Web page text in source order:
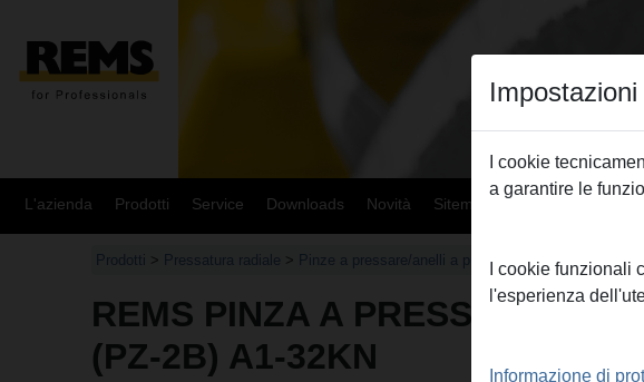
L'azienda Prodotti Service Downloads Novità Sitemap
Prodotti > Pressatura radiale > Pinze a pressare/anelli a pressare REMS > REMS
REMS PINZA A PRESSARE VAU
(PZ-2B) A1-32KN
I cookie
a garantire le
I cookie funzionali
l'esperienza
Informazione di